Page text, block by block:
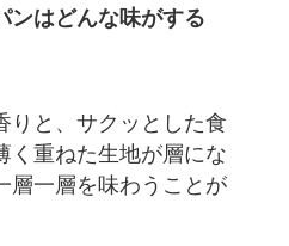
ンはどんな味がする
りと、サクッとした食
く重ねた生地が層にな
層一層を味わうことが